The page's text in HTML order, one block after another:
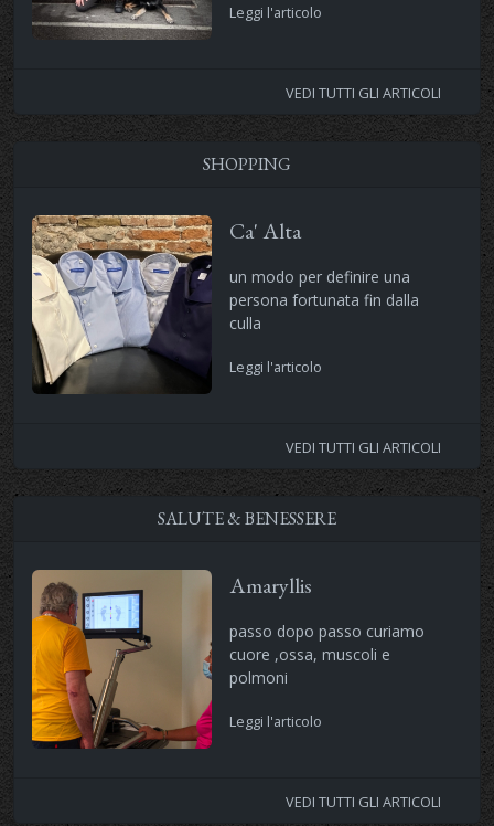
Leggi l'articolo
VEDI TUTTI GLI ARTICOLI
SHOPPING
Ca' Alta
un modo per definire una
persona fortunata fin dalla
culla
Leggi l'articolo
VEDI TUTTI GLI ARTICOLI
SALUTE & BENESSERE
Amaryllis
passo dopo passo curiamo
cuore ,ossa, muscoli e
polmoni
Leggi l'articolo
VEDI TUTTI GLI ARTICOLI